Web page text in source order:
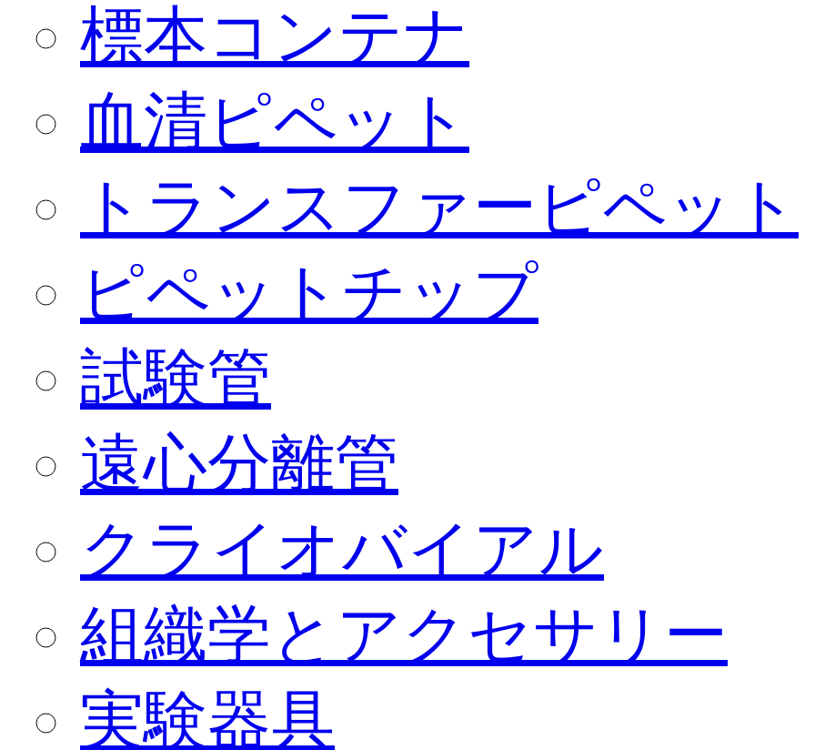
標本コンテナ
血清ピペット
トランスファーピペット
ピペットチップ
試験管
遠心分離管
クライオバイアル
組織学とアクセサリー
実験器具